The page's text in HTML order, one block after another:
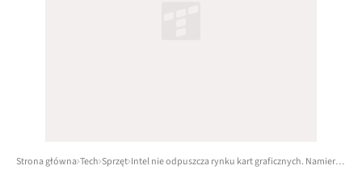
Strona główna Tech Sprzęt Intel nie odpuszcza rynku kart graficznych. Namierzono Druida